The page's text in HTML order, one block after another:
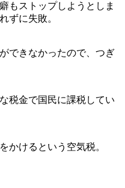
もストップしようとしま
ずに失敗。
できなかったので、つぎ
税金で国民に課税してい
かけるという空気税。